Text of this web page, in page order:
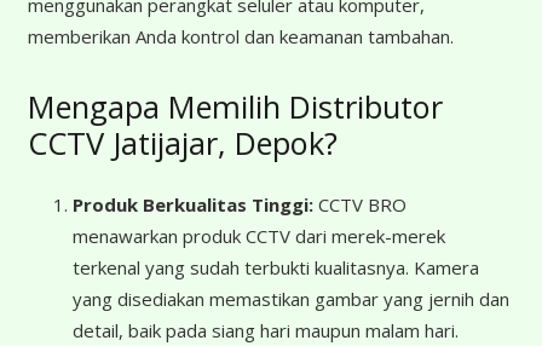
menggunakan perangkat seluler atau komputer,
memberikan Anda kontrol dan keamanan tambahan.
Mengapa Memilih Distributor
CCTV Jatijajar, Depok?
Produk Berkualitas Tinggi: CCTV BRO
menawarkan produk CCTV dari merek-merek
terkenal yang sudah terbukti kualitasnya. Kamera
yang disediakan memastikan gambar yang jernih dan
detail, baik pada siang hari maupun malam hari.